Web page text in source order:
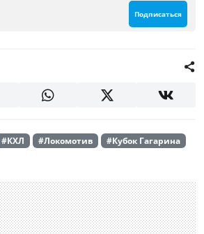
Подписаться
#КХЛ #Локомотив #Кубок Гагарина